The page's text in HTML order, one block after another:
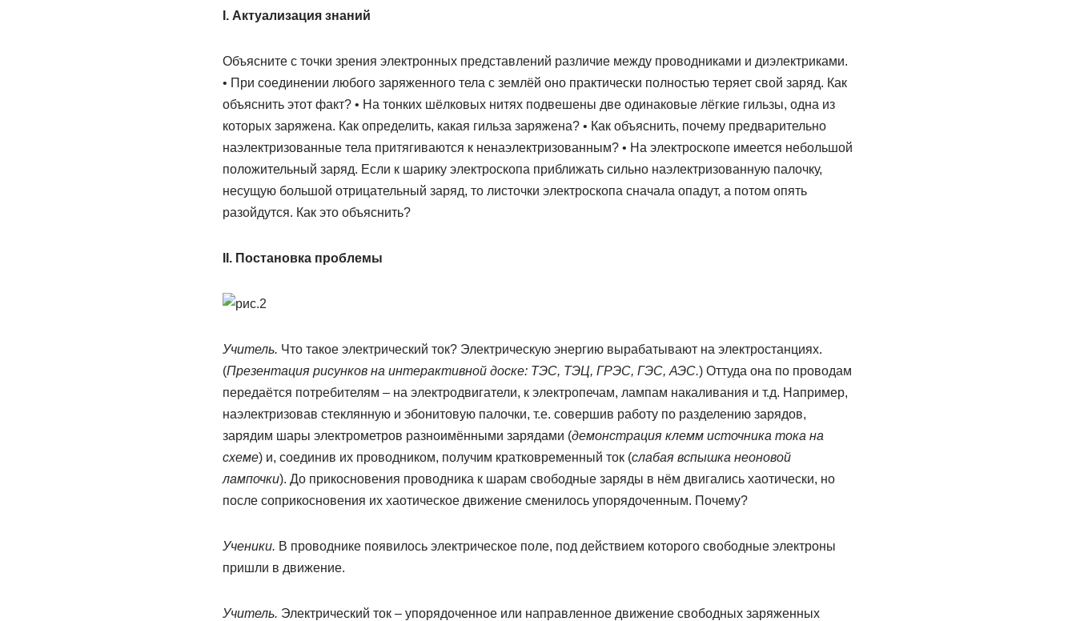
I. Актуализация знаний
Объясните с точки зрения электронных представлений различие между проводниками и диэлектриками.
• При соединении любого заряженного тела с землёй оно практически полностью теряет свой заряд. Как
объяснить этот факт? • На тонких шёлковых нитях подвешены две одинаковые лёгкие гильзы, одна из
которых заряжена. Как определить, какая гильза заряжена? • Как объяснить, почему предварительно
наэлектризованные тела притягиваются к ненаэлектризованным? • На электроскопе имеется небольшой
положительный заряд. Если к шарику электроскопа приближать сильно наэлектризованную палочку,
несущую большой отрицательный заряд, то листочки электроскопа сначала опадут, а потом опять
разойдутся. Как это объяснить?
II. Постановка проблемы
Учитель. Что такое электрический ток? Электрическую энергию вырабатывают на электростанциях.
(Презентация рисунков на интерактивной доске: ТЭС, ТЭЦ, ГРЭС, ГЭС, АЭС.) Оттуда она по проводам
передаётся потребителям – на электродвигатели, к электропечам, лампам накаливания и т.д. Например,
наэлектризовав стеклянную и эбонитовую палочки, т.е. совершив работу по разделению зарядов,
зарядим шары электрометров разноимёнными зарядами (демонстрация клемм источника тока на
схеме) и, соединив их проводником, получим кратковременный ток (слабая вспышка неоновой
лампочки). До прикосновения проводника к шарам свободные заряды в нём двигались хаотически, но
после соприкосновения их хаотическое движение сменилось упорядоченным. Почему?
Ученики. В проводнике появилось электрическое поле, под действием которого свободные электроны
пришли в движение.
Учитель. Электрический ток – упорядоченное или направленное движение свободных заряженных